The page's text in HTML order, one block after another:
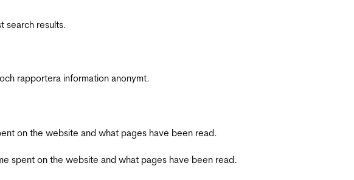
search results.
rapportera information anonymt.
on the website and what pages have been read.
spent on the website and what pages have been read.